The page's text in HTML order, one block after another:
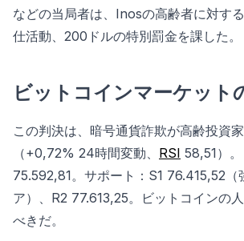
などの当局者は、Inosの高齢者に対す
仕活動、200ドルの特別罰金を課した。
ビットコインマーケット
この判決は、暗号通貨詐欺が高齢投資
（+0,72% 24時間変動、 RSI 58,51）
75.592,81。サポート：S1 76.415,52
ア）、R2 77.613,25。ビットコインの
べきだ。